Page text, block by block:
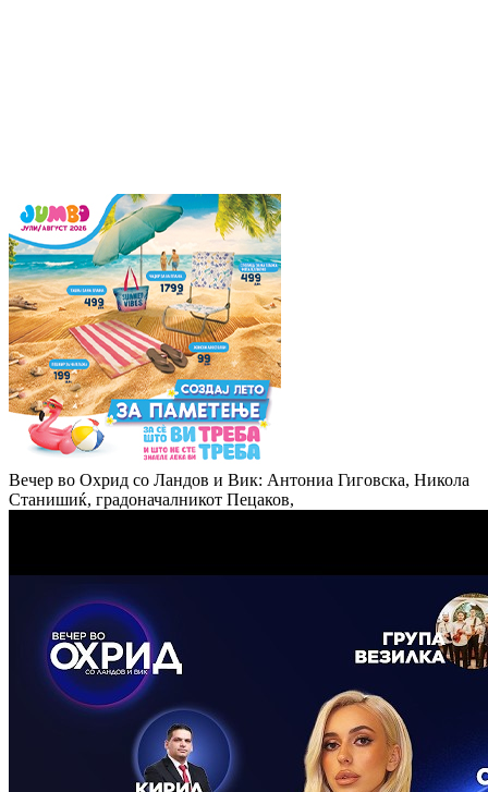
Вечер во Охрид со Ландов и Вик: Антониа Гиговска, Никола
Станишиќ, градоначалникот Пецаков,